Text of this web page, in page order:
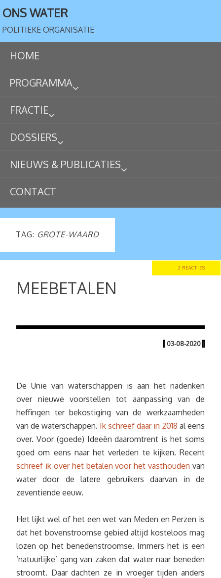
ONS WATER
POLITIEKE ORGANISATIE
HOME
PROGRAMMA
FRACTIE
DOSSIERS
NIEUWS & PUBLICATIES
CONTACT
TAG: GROTE-WAARD
2 REACTIES
MEEBETALEN
| 03-08-2020 |
De Unie van waterschappen is aan het nadenken
over nieuwe voorstellen tot aanpassing van de
heffingen ter bekostiging van de werkzaamheden
van de waterschappen. Ik schreef daar in 2018 al eens
over. Voor (goede) Ideeën daaromtrent is het soms
goed om eens naar het verleden te kijken. Recent
schreef ik over het betalen voor het vasthouden van
water door de latere gebruikers daarvan in de
zeventiende eeuw.
Het lijkt wel of het een wet van Meden en Perzen is
dat het bovenstroomse gebied altijd kosteloos mag
lozen op het benedenstroomse. Immers het is een
‘natuurlijke’ gang van zaken dat water naar beneden
stroomt. Daar dachten ze in vroeger tijden anders